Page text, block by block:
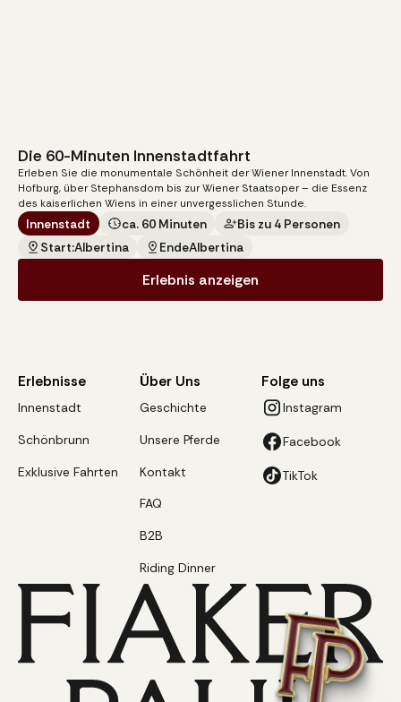
140€
pro Kutsche
Die 60-Minuten Innenstadtfahrt
Erleben Sie die monumentale Schönheit der Wiener Innenstadt. Von
Hofburg, über Stephansdom bis zur Wiener Staatsoper – die Essenz
des kaiserlichen Wiens in einer unvergesslichen Stunde.
Innenstadt ca. 60 Minuten
Bis zu 4 Personen
Start:Albertina EndeAlbertina
Erlebnis anzeigen
Erlebnisse
Innenstadt
Schönbrunn
Exklusive Fahrten
Über Uns
Geschichte
Unsere Pferde
Kontakt
FAQ
B2B
Riding Dinner
Folge uns
Instagram
Facebook
TikTok